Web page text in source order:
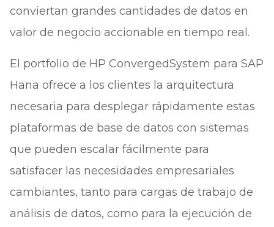
conviertan grandes cantidades de datos en
valor de negocio accionable en tiempo real.
El portfolio de HP ConvergedSystem para SAP
Hana ofrece a los clientes la arquitectura
necesaria para desplegar rápidamente estas
plataformas de base de datos con sistemas
que pueden escalar fácilmente para
satisfacer las necesidades empresariales
cambiantes, tanto para cargas de trabajo de
análisis de datos, como para la ejecución de